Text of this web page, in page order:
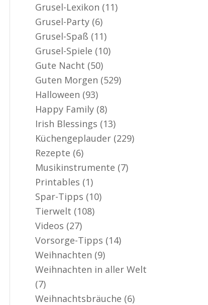
Grusel-Lexikon (11)
Grusel-Party (6)
Grusel-Spaß (11)
Grusel-Spiele (10)
Gute Nacht (50)
Guten Morgen (529)
Halloween (93)
Happy Family (8)
Irish Blessings (13)
Küchengeplauder (229)
Rezepte (6)
Musikinstrumente (7)
Printables (1)
Spar-Tipps (10)
Tierwelt (108)
Videos (27)
Vorsorge-Tipps (14)
Weihnachten (9)
Weihnachten in aller Welt
(7)
Weihnachtsbräuche (6)